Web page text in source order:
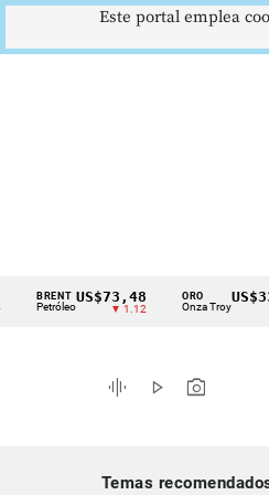
Cintillo
indicadores
económicos
US$73,48
▼ 1.12
ORO
Onza Troy
graphic_eq play_arrow photo_camera
Temas
Este portal emplea